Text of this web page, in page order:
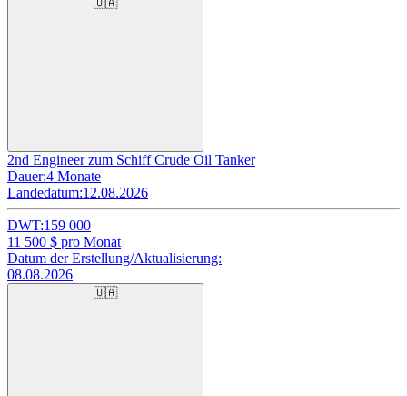
🇺🇦
2nd Engineer zum Schiff Crude Oil Tanker
Dauer:4 Monate
Landedatum:12.08.2026
DWT:159 000
11 500 $ pro Monat
Datum der Erstellung/Aktualisierung:
08.08.2026
🇺🇦